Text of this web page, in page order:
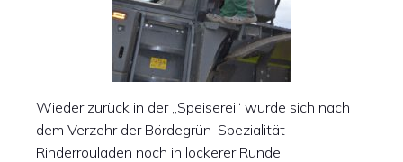
Wieder zurück in der „Speiserei“ wurde sich nach
dem Verzehr der Bördegrün-Spezialität
Rinderrouladen noch in lockerer Runde